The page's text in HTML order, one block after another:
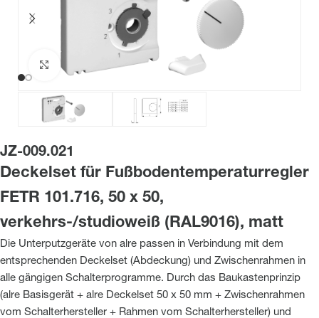
JZ-009.021
Deckelset für Fußbodentemperaturregler
FETR 101.716, 50 x 50,
verkehrs-/studioweiß (RAL9016), matt
Die Unterputzgeräte von alre passen in Verbindung mit dem
entsprechenden Deckelset (Abdeckung) und Zwischenrahmen in
alle gängigen Schalterprogramme. Durch das Baukastenprinzip
(alre Basisgerät + alre Deckelset 50 x 50 mm + Zwischenrahmen
vom Schalterhersteller + Rahmen vom Schalterhersteller) und
Zum Vergrößern klicken